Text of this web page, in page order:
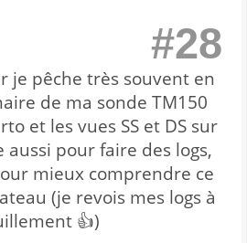
#28
je pêche très souvent en
de ma sonde TM150
et les vues SS et DS sur
pour faire des logs,
mieux comprendre ce
(je revois mes logs à
👍)